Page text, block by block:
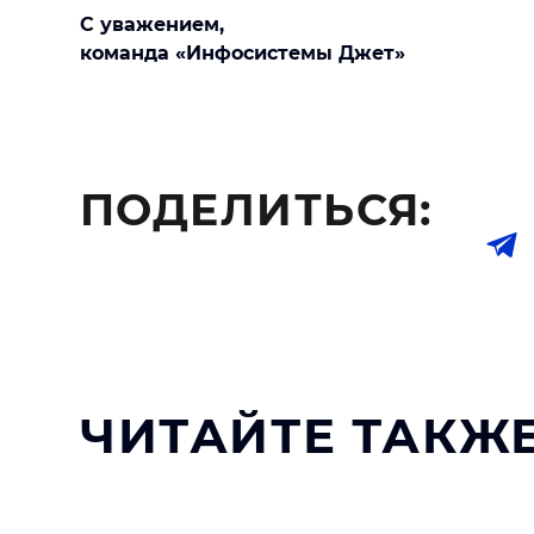
С уважением,
команда «Инфосистемы Джет»
ПОДЕЛИТЬСЯ:
ЧИТАЙТЕ